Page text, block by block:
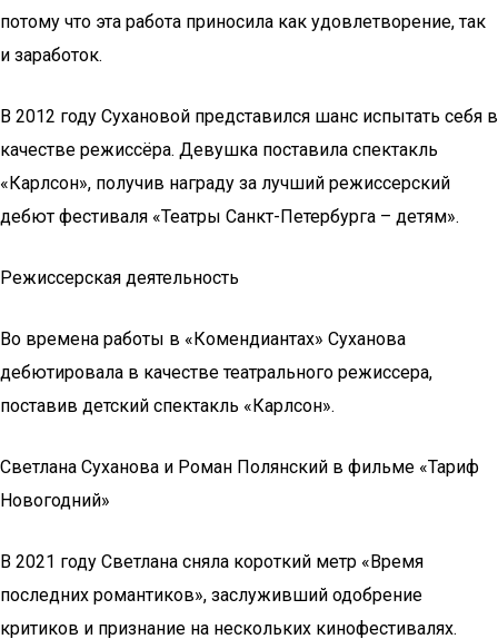
потому что эта работа приносила как удовлетворение, так
и заработок.
В 2012 году Сухановой представился шанс испытать себя в
качестве режиссёра. Девушка поставила спектакль
«Карлсон», получив награду за лучший режиссерский
дебют фестиваля «Театры Санкт-Петербурга – детям».
Режиссерская деятельность
Во времена работы в «Комендиантах» Суханова
дебютировала в качестве театрального режиссера,
поставив детский спектакль «Карлсон».
Светлана Суханова и Роман Полянский в фильме «Тариф
Новогодний»
В 2021 году Светлана сняла короткий метр «Время
последних романтиков», заслуживший одобрение
критиков и признание на нескольких кинофестивалях.